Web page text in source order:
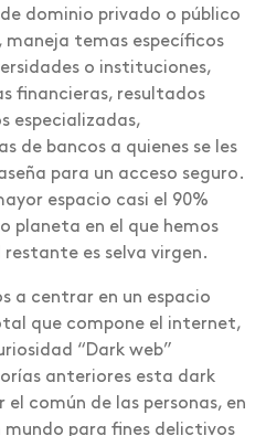
dominio privado o público
temas específicos
o instituciones,
financieras, resultados
especializadas,
de bancos a quienes se les
para un acceso seguro.
espacio casi el 90%
planeta en el que hemos
es selva virgen.
a centrar en un espacio
que compone el internet,
“Dark web”
anteriores esta dark
común de las personas, en
mundo para fines delictivos